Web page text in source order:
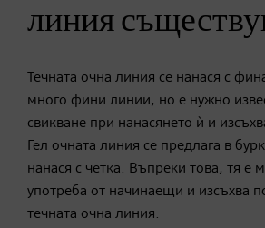
линия
Течната очна линия се нанася с
много фини линии, но е нужно
свикване при нанасянето ѝ и
Гел очната линия се предлага в
нанася с четка. Въпреки това, тя е
употреба от начинаещи и изсъхва
течната очна линия.